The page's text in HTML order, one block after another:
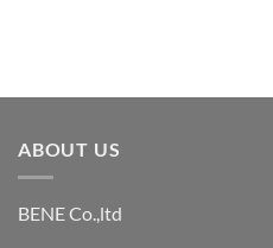
ABOUT US
BENE Co.,ltd